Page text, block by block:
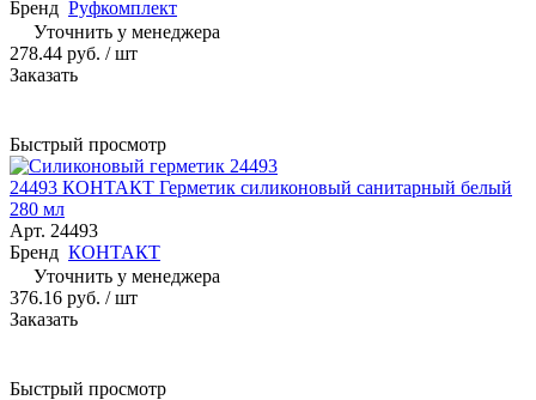
Бренд Руфкомплект
Уточнить у менеджера
278.44 руб. / шт
Заказать
Быстрый просмотр
24493 КОНТАКТ Герметик силиконовый санитарный белый
280 мл
Арт. 24493
Бренд КОНТАКТ
Уточнить у менеджера
376.16 руб. / шт
Заказать
Быстрый просмотр